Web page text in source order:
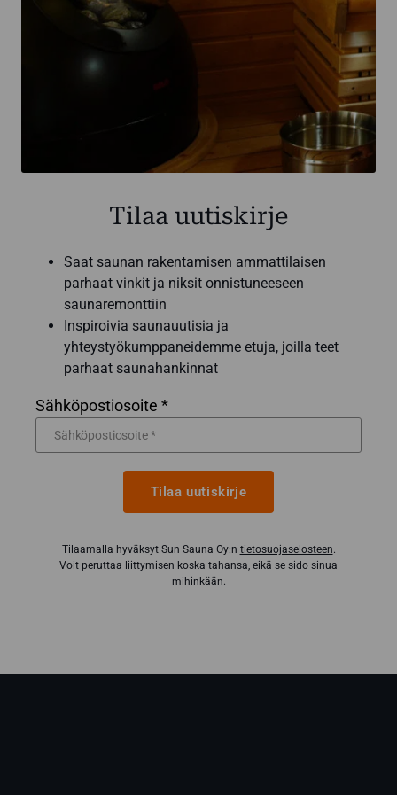
Tilaa uutiskirje
Saat saunan rakentamisen ammattilaisen
parhaat vinkit ja niksit onnistuneeseen
saunaremonttiin
Inspiroivia saunauutisia ja
yhteystyökumppaneidemme etuja, joilla teet
parhaat saunahankinnat
Sähköpostiosoite *
Tilaa uutiskirje
Tilaamalla hyväksyt Sun Sauna Oy:n tietosuojaselosteen.
Voit peruttaa liittymisen koska tahansa, eikä se sido sinua
mihinkään.